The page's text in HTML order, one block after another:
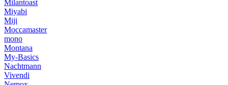
Milantoast
Miyabi
Miji
Moccamaster
mono
Montana
My-Basics
Nachtmann
Vivendi